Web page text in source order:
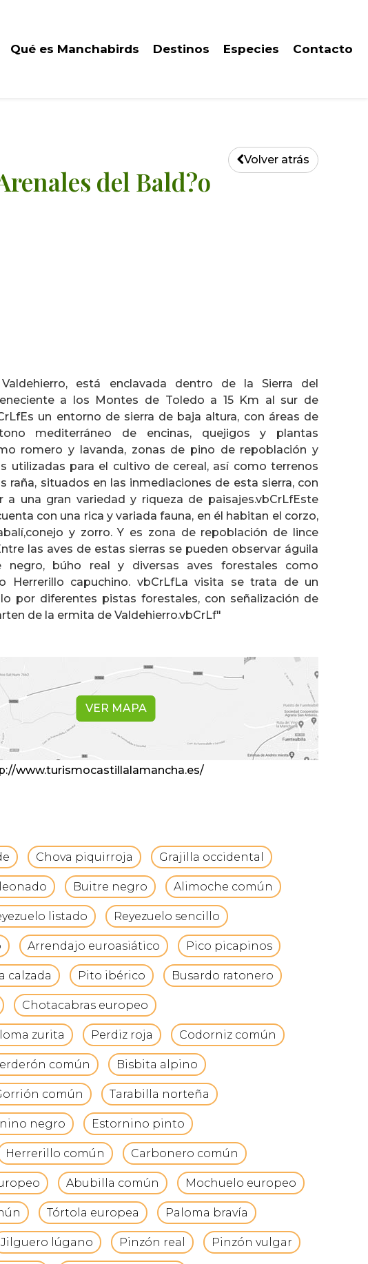
Qué es Manchabirds Destinos Especies Contacto
Volver atrás
del Bald?o
está enclavada dentro de la Sierra del
a los Montes de Toledo a 15 Km al sur de
un entorno de sierra de baja altura, con áreas de
mediterráneo de encinas, quejigos y plantas
romero y lavanda, zonas de pino de repoblación y
utilizadas para el cultivo de cereal, así como terrenos
raña, situados en las inmediaciones de esta sierra, con
a una gran variedad y riqueza de paisajes.vbCrLfEste
con una rica y variada fauna, en él habitan el corzo,
y zorro. Y es zona de repoblación de lince
las aves de estas sierras se pueden observar águila
negro, búho real y diversas aves forestales como
Herrerillo capuchino. vbCrLfLa visita se trata de un
por diferentes pistas forestales, con señalización de
de la ermita de Valdehierro.vbCrLf"
VER MAPA
www.turismocastillalamancha.es/
Chova piquirroja Grajilla occidental
Buitre negro Alimoche común
listado Reyezuelo sencillo
Arrendajo euroasiático Pico picapinos
calzada Pito ibérico Busardo ratonero
Chotacabras europeo
zurita Perdiz roja Codorniz común
común Bisbita alpino
común Tarabilla norteña
negro Estornino pinto
Herrerillo común Carbonero común
Abubilla común Mochuelo europeo
Tórtola europea Paloma bravía
Jilguero lúgano Pinzón real Pinzón vulgar